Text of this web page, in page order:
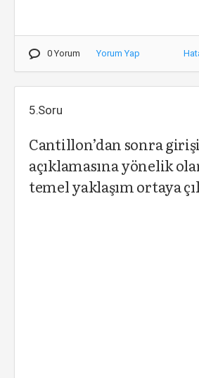
0 Yorum Yorum Yap
5.Soru
Cantillon’dan sonra
açıklamasına yönelik
temel yaklaşım ortaya